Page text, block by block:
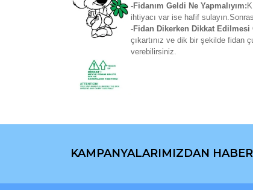
-Fidanım Geldi Ne Yapmalıyım:
ihtiyacı var ise hafif
-Fidan Dikerken Dikkat Edilmesi
çıkartınız ve dik bir şekilde fidan
verebilirsiniz.
Görüş ve önerileriniz için teşekkür ederiz.
Ürün resmi kalitesiz, bozuk veya
Ürün bilgilerinde hatalar bulunuyor.
KAMPANYALARIMIZDAN